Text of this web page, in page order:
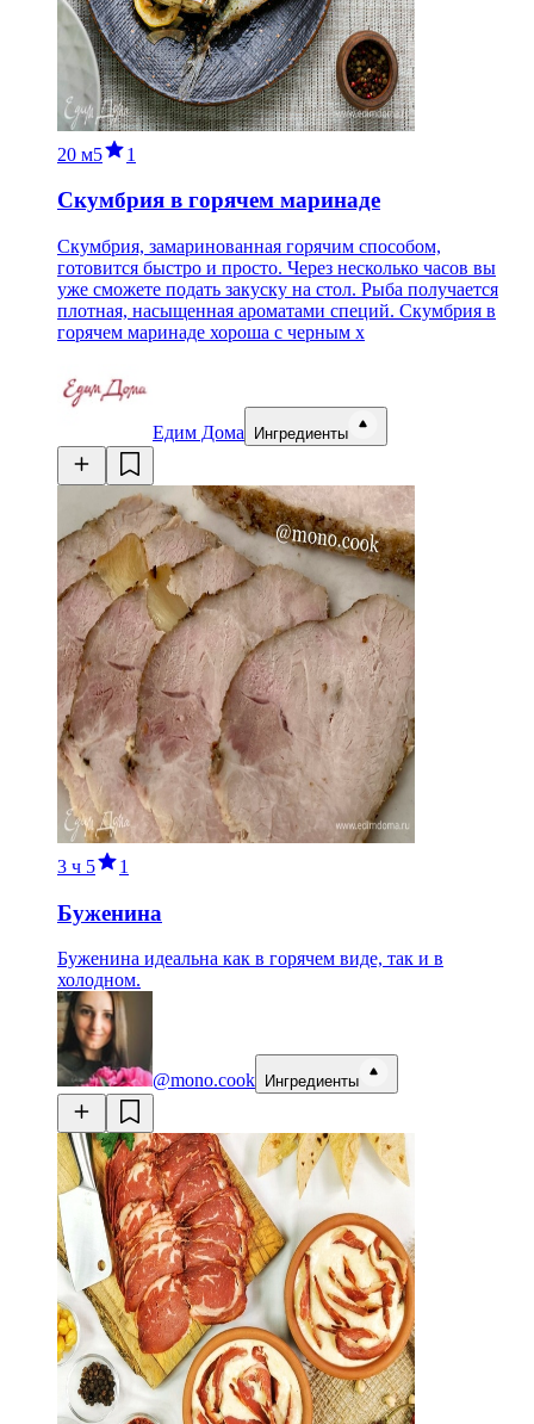
20 м5 1
Скумбрия в горячем маринаде
Скумбрия, замаринованная горячим способом,
готовится быстро и просто. Через несколько часов вы
уже сможете подать закуску на стол. Рыба получается
плотная, насыщенная ароматами специй. Скумбрия в
горячем маринаде хороша с черным х
Едим Дома Ингредиенты
3 ч 5 1
Буженина
Буженина идеальна как в горячем виде, так и в
холодном.
@mono.cook Ингредиенты